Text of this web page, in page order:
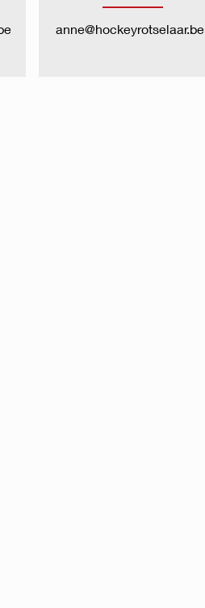
anne@hockeyrotselaar.be